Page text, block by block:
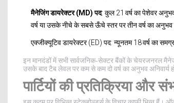
मैनेजिंग डायरेक्टर (MD) पद: कुल 21 वर्ष का पेशेवर अनुभव
वर्ष या उसके नीचे के सबसे ऊँचे स्तर पर तीन वर्ष का अनुभव
एक्जीक्यूटिव डायरेक्टर (ED) पद: न्यूनतम 18 वर्ष का
इन मानदंडों में सभी सार्वजनिक‑सेक्टर बैंकों के चेयरजनरल
उसके बाद टैब लेवल पर कम से कम दो वर्ष का अनुभव अनिवार्य
पार्टियों की प्रतिक्रिया और